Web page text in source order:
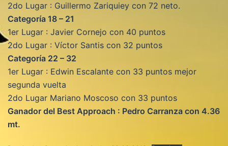
2do Lugar : Guillermo Zariquiey con 72 neto.
Categoría 18 – 21
1er Lugar : Javier Cornejo con 40 puntos
2do Lugar : Víctor Santis con 32 puntos
Categoría 22 – 32
1er Lugar : Edwin Escalante con 33 puntos mejor
segunda vuelta
2do Lugar Mariano Moscoso con 33 puntos
Ganador del Best Approach : Pedro Carranza con 4.36
mt.